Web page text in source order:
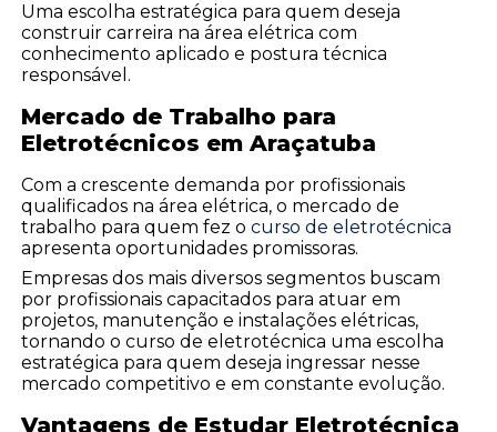
Uma escolha estratégica para quem deseja
construir carreira na área elétrica com
conhecimento aplicado e postura técnica
responsável.
Mercado de Trabalho para
Eletrotécnicos em Araçatuba
Com a crescente demanda por profissionais
qualificados na área elétrica, o mercado de
trabalho para quem fez ocurso de eletrotécnica
apresenta oportunidades promissoras.
Empresas dos mais diversos segmentos buscam
por profissionais capacitados para atuar em
projetos, manutenção e instalações elétricas,
tornando o curso de eletrotécnica uma escolha
estratégica para quem deseja ingressar nesse
mercado competitivo e em constante evolução.
Vantagens de Estudar Eletrotécnica